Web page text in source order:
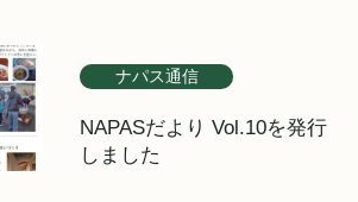
ナパス通信
NAPASだより Vol.10を発行
しました